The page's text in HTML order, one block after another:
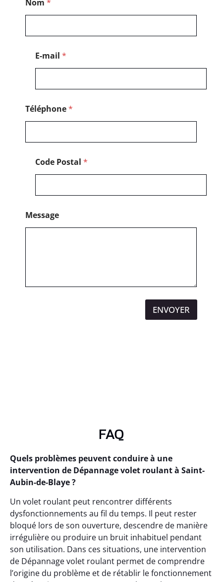
Nom *
E-mail *
Téléphone*
Code Postal *
Message
ENVOYER
FAQ
Quels problèmes peuvent conduire à une
intervention de Dépannage volet roulant à Saint-
Aubin-de-Blaye ?
Un volet roulant peut rencontrer différents
dysfonctionnements au fil du temps. Il peut rester
bloqué lors de son ouverture, descendre de manière
irrégulière ou produire un bruit inhabituel pendant
son utilisation. Dans ces situations, une intervention
de Dépannage volet roulant permet de comprendre
l’origine du problème et de rétablir le fonctionnement